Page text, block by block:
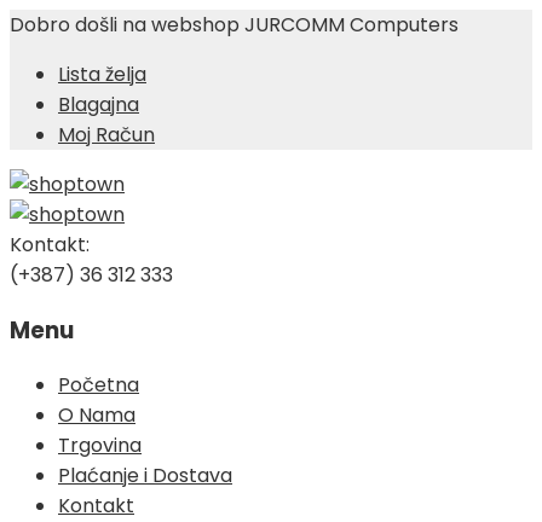
Dobro došli na webshop JURCOMM Computers
Lista želja
Blagajna
Moj Račun
Kontakt:
(+387) 36 312 333
Menu
Skip
content
Početna
O Nama
Trgovina
Plaćanje i Dostava
Kontakt